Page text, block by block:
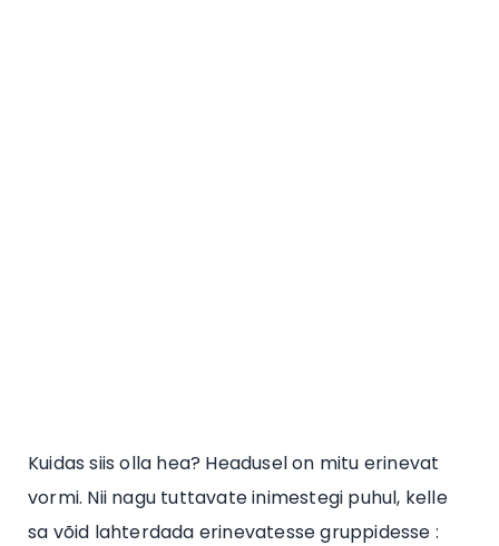
Kuidas siis olla hea? Headusel on mitu erinevat
vormi. Nii nagu tuttavate inimestegi puhul, kelle
sa võid lahterdada erinevatesse gruppidesse :